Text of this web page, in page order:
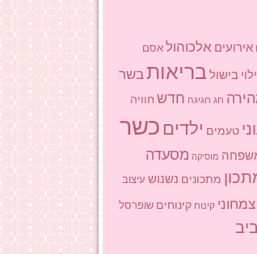
אירועים אלכוהול אסם
בישול בריאותבשר
חג חגיגה חדש חוויה
טעמים ילדים כשר
מוסיקה מסעדה
מתכונים נשנוש עיצוב
צמחוני קינוח קינוחים שופרסל